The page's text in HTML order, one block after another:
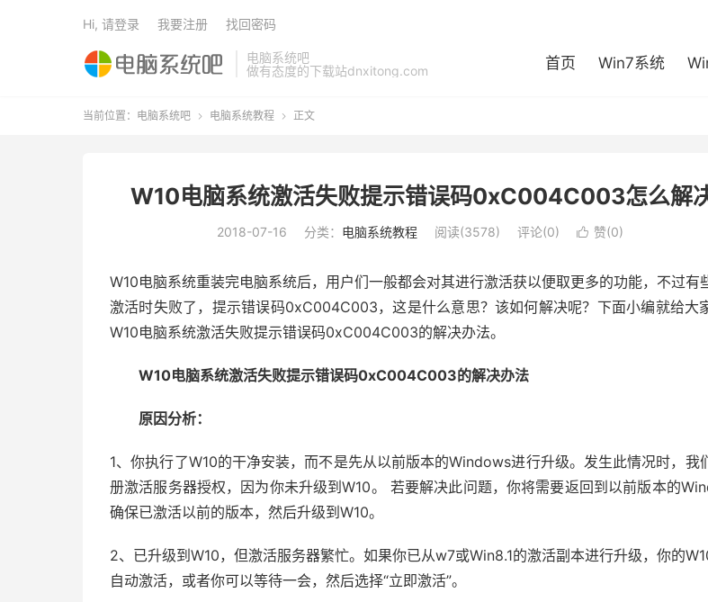
电脑系统吧
做有态度的下载站dnxitong.com
首页 Win7系统
Hi, 请登录 我要注册 找回密码
当前位置： 电脑系统吧  电脑系统教程  正文
W10电脑系统激活失败提示错误码0xC004C003怎么解
2018-07-16 分类： 电脑系统教程 阅读(3578) 评论(0)  赞(0)
W10电脑系统重装完电脑系统后，用户们一般都会对其进行激活获以便取更多的功能，不过有
激活时失败了，提示错误码0xC004C003，这是什么意思？该如何解决呢？下面小编就给大
W10电脑系统激活失败提示错误码0xC004C003的解决办法。
W10电脑系统激活失败提示错误码0xC004C003的解决办法
原因分析：
1、你执行了W10的干净安装，而不是先从以前版本的Windows进行升级。发生此情况时，我
册激活服务器授权，因为你未升级到W10。 若要解决此问题，你将需要返回到以前版本的
确保已激活以前的版本，然后升级到W10。
2、已升级到W10，但激活服务器繁忙。如果你已从w7或Win8.1的激活副本进行升级，你的
自动激活，或者你可以等待一会，然后选择“立即激活”。